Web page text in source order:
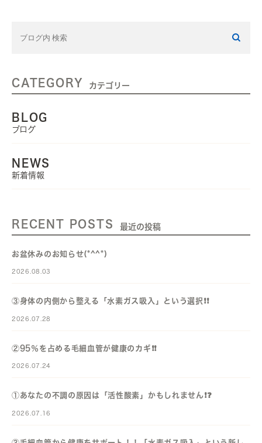
CATEGORY カテゴリー
BLOG
ブログ
NEWS
新着情報
RECENT POSTS 最近の投稿
お盆休みのお知らせ(*^^*)
2026.08.03
③身体の内側から整える「水素ガス吸入」という選択❗️❗️
2026.07.28
②95％を占める毛細血管が健康のカギ❗️❗️
2026.07.24
①あなたの不調の原因は「活性酸素」かもしれません❗️❓️
2026.07.16